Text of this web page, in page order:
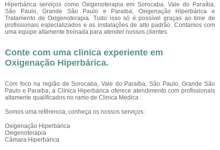
Hiperbárica serviços como Oxigenoterapia em Sorocaba, Vale do Paraíba,
São Paulo, Grande São Paulo e Paraiba, Oxigenação Hiperbárica e
Tratamento de Oxigenoterapia. Tudo isso só é possível graças ao time de
profissionais especializados e as instalações de alto padrão. Contamos com
uma equipe altamente treinada para atender nossos clientes.
Conte com uma clinica experiente em
Oxigenação Hiperbárica.
Com foco na região de Sorocaba, Vale do Paraíba, São Paulo, Grande São
Paulo e Paraiba, a Clínica Hiperbárica oferece atendimento com profissionais
altamente qualificados no ramo de Clinica Medica .
Somos uma refêrencia, conheça os nossos serviços:
Oxigenação Hiperbárica
Oxigenoterapia
Câmara Hiperbárica